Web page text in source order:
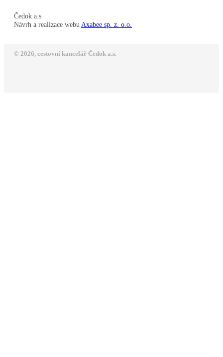
Čedok a.s
Návrh a realizace webu Axabee sp. z. o.o.
© 2026, cestovní kancelář Čedok a.s.